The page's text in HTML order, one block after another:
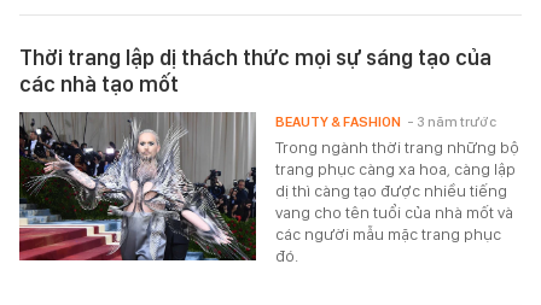
Thời trang lập dị thách thức mọi sự sáng tạo của
các nhà tạo mốt
Trong ngành thời trang những bộ
trang phục càng xa hoa, càng lập
dị thì càng tạo được nhiều tiếng
vang cho tên tuổi của nhà mốt và
các người mẫu mặc trang phục
đó.
BEAUTY & FASHION - 3 năm trước